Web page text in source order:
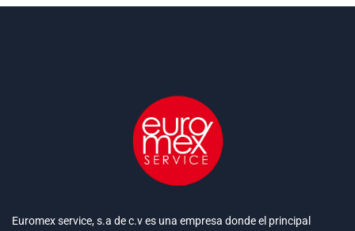
Euromex service, s.a de c.v es una empresa donde el principal